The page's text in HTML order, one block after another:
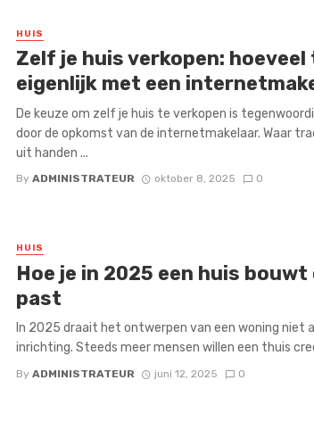
HUIS
Zelf je huis verkopen:
eigenlijk met een
De keuze om zelf je huis te verkopen is
door de opkomst van de internetmakelaar. Waar
uit handen ...
By ADMINISTRATEUR oktober 8, 2025 0
HUIS
Hoe je in 2025 een huis
past
In 2025 draait het ontwerpen van een woning niet
inrichting. Steeds meer mensen willen een thuis
By ADMINISTRATEUR juni 12, 2025 0